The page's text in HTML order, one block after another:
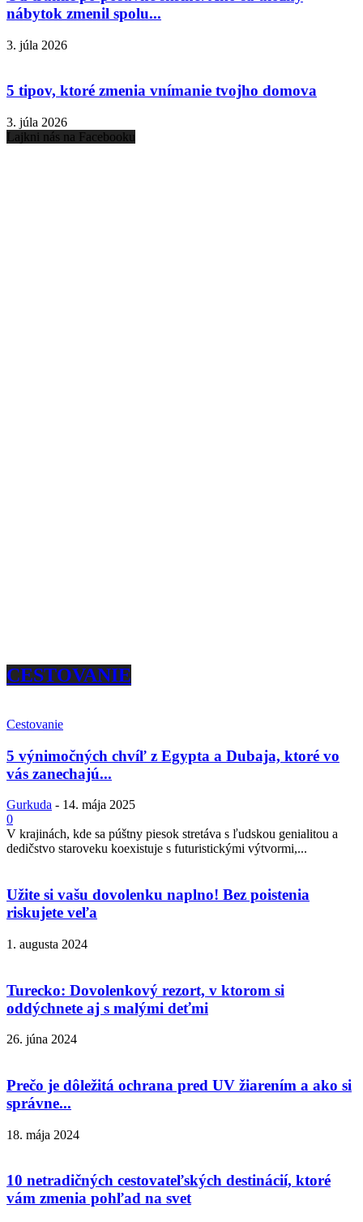
nábytok zmenil spolu...
3. júla 2026
5 tipov, ktoré zmenia vnímanie tvojho domova
3. júla 2026
Lajkni nás na Facebooku
CESTOVANIE
Cestovanie
5 výnimočných chvíľ z Egypta a Dubaja, ktoré vo
vás zanechajú...
Gurkuda - 14. mája 2025
0
V krajinách, kde sa púštny piesok stretáva s ľudskou genialitou a
dedičstvo staroveku koexistuje s futuristickými výtvormi,...
Užite si vašu dovolenku naplno! Bez poistenia
riskujete veľa
1. augusta 2024
Turecko: Dovolenkový rezort, v ktorom si
oddýchnete aj s malými deťmi
26. júna 2024
Prečo je dôležitá ochrana pred UV žiarením a ako si
správne...
18. mája 2024
10 netradičných cestovateľských destinácií, ktoré
vám zmenia pohľad na svet